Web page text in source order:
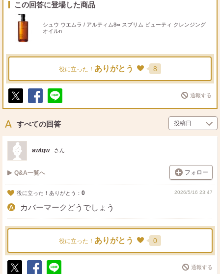
この回答に登場した商品
シュウ ウエムラ / アルティム8∞ スブリム ビューティ クレンジング
オイルn
役に立った！ ありがとう 8
ポ
ト
シ
ア
送
通報する
すべての回答
awtgw さん
Q&A一覧へ フォロー
役に立った！ありがとう： 0 2026/5/16 23:47
カバーマークどうでしょう
役に立った！ ありがとう 0
通報する